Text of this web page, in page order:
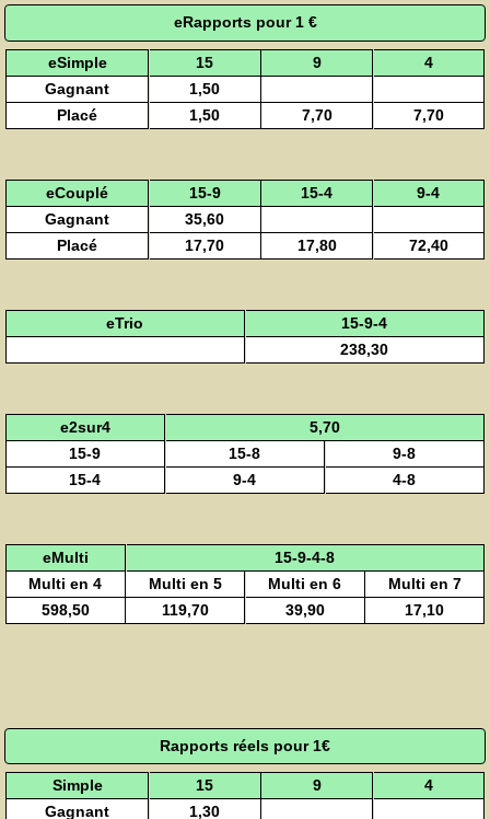
eRapports pour 1 €
eSimple 15 9
4
Gagnant
1,50
Placé
1,50 7,70 7,70
eCouplé 15-9 15-4
9-4
Gagnant
35,60
Placé
17,70 17,80 72,40
eTrio
15-9-4
238,30
e2sur4
5,70
15-9
15-8
9-8
15-4
9-4 4-8
eMulti
15-9-4-8
Multi en 4
Multi en 5 Multi en 6
Multi en 7
598,50
119,70 39,90 17,10
Rapports réels pour 1€
Simple 15 9
4
Gagnant
1,30